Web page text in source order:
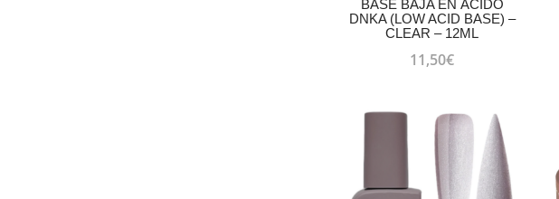
BASE BAJA EN ÁCIDO
DNKA (LOW ACID BASE) –
CLEAR – 12ML
11,50€